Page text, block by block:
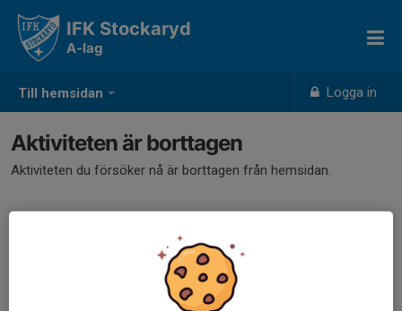
Till hemsidan Logga in
IFK Stockaryd
A-lag
Aktiviteten är borttagen
Aktiviteten du försöker nå är borttagen från hemsidan.